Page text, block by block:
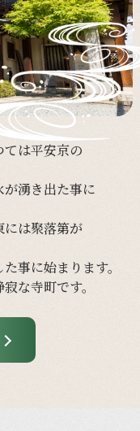
ては平安京の
が湧き出た事に
には聚落第が
た事に始まります。
寂な寺町です。